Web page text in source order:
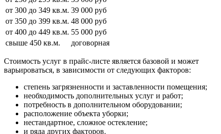
от 300 до 349 кв.м. 39 000 руб
от 350 до 399 кв.м. 48 000 руб
от 400 до 449 кв.м. 55 000 руб
свыше 450 кв.м.
договорная
Стоимость услуг в прайс-листе является базовой и может
варьироваться, в зависимости от следующих факторов:
степень загрязненности и заставленности помещения;
необходимость дополнительных услуг и работ;
потребность в дополнительном оборудовании;
расположение объекта уборки;
нестандартное, сложное остекление;
и ряда других факторов.